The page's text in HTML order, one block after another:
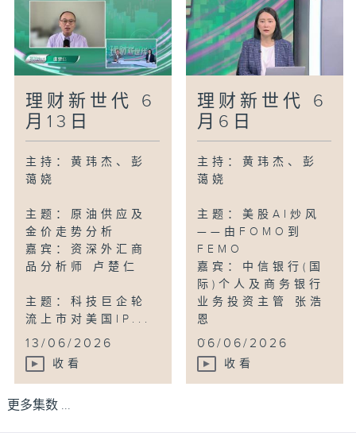
理财新世代 6
月13日
主持：黄玮杰、彭
蔼娆
主题：原油供应及
金价走势分析
嘉宾：资深外汇商
品分析师 卢楚仁
主题：科技巨企轮
流上市对美国IP...
13/06/2026
收看
理财新世代 6
月6日
主持：黄玮杰、彭
蔼娆
主题：美股AI炒风
——由FOMO到
FEMO
嘉宾：中信银行(国
际)个人及商务银行
业务投资主管 张浩
恩
...
06/06/2026
收看
更多集数 ...